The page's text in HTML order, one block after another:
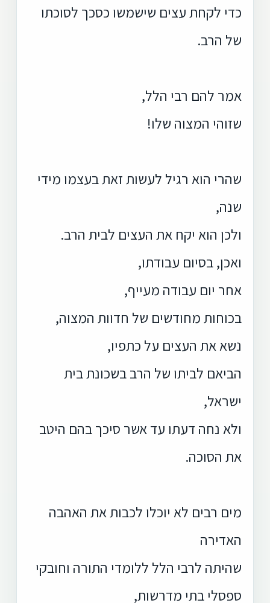
כדי לקחת עצים שישמשו כסכך לסוכתו
של הרב.
אמר להם רבי הלל,
שזוהי המצוה שלו!
שהרי הוא רגיל לעשות זאת בעצמו מידי
שנה,
ולכן הוא יקח את העצים לבית הרב.
ואכן, בסיום עבודתו,
אחר יום עבודה מעייף,
בכוחות מחודשים של חדוות המצוה,
נשא את העצים על כתפיו,
הביאם לביתו של הרב בשכונת בית
ישראל,
ולא נחה דעתו עד אשר סיכך בהם היטב
את הסוכה.
מים רבים לא יוכלו לכבות את האהבה
האדירה
שהיתה לרבי הלל ללומדי התורה וחובקי
ספסלי בתי מדרשות,